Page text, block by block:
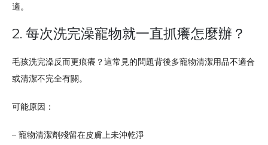
適。
2. 每次洗完澡寵物就一直抓癢怎麼辦？
毛孩洗完澡反而更痕癢？這常見的問題背後多寵物清潔用品不適合
或清潔不完全有關。
可能原因：
– 寵物清潔劑殘留在皮膚上未沖乾淨